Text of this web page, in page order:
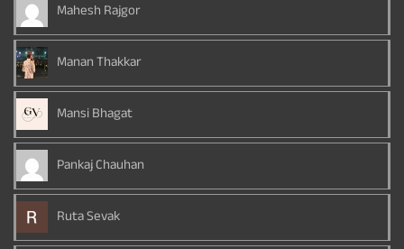
Mahesh Rajgor
Manan Thakkar
Mansi Bhagat
Pankaj Chauhan
Ruta Sevak